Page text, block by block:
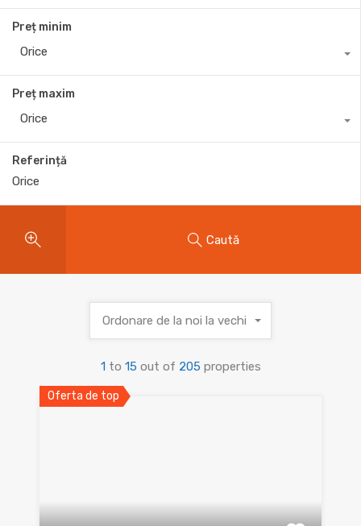
Preț minim
Orice
Preț maxim
Orice
Referință
Caută
1 to 15 out of 205 properties
Ordonare de la noi la vechi
Oferta de top